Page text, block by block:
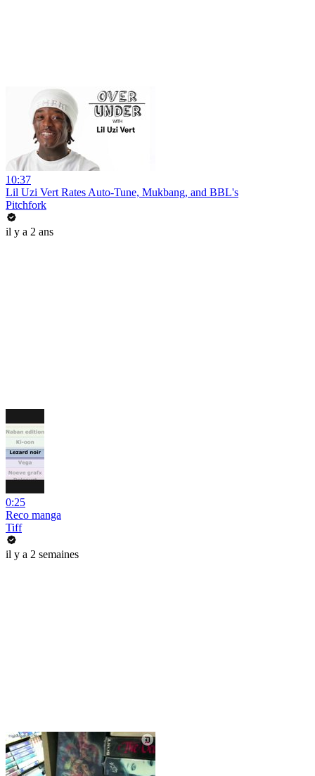
10:37
Lil Uzi Vert Rates Auto-Tune, Mukbang, and BBL's
Pitchfork
il y a 2 ans
0:25
Reco manga
Tiff
il y a 2 semaines